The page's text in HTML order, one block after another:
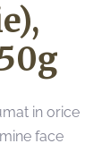
in orice
face